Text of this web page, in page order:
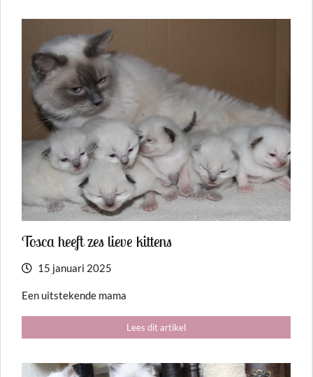
Tosca heeft zes lieve kittens
15 januari 2025
Een uitstekende mama
Lees dit artikel